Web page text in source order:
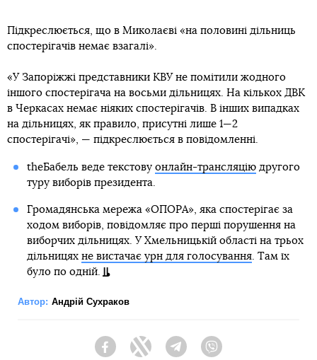
Підкреслюється, що в Миколаєві «на половині дільниць
спостерігачів немає взагалі».
«У Запоріжжі представники КВУ не помітили жодного
іншого спостерігача на восьми дільницях. На кількох ДВК
в Черкасах немає ніяких спостерігачів. В інших випадках
на дільницях, як правило, присутні лише 1—2
спостерігачі», — підкреслюється в повідомленні.
theБабель веде текстову онлайн-трансляціюдругого
туру виборів президента.
Громадянська мережа «ОПОРА», яка спостерігає за
ходом виборів, повідомляє про перші порушення на
виборчих дільницях. У Хмельницькій області на трьох
дільницях не вистачає урн для голосування. Там їх
було по одній.
Автор: Андрій Сухраков
FacebookTwitter Telegram